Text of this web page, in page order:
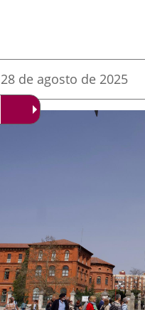
Fecha
de
noticia
28 de agosto de 2025